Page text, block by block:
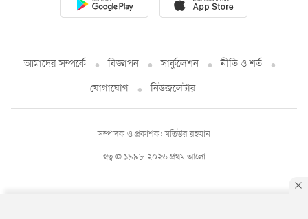
আমাদের সম্পর্কে বিজ্ঞাপন সার্কুলেশন
নীতি ও শর্ত
যোগাযোগ
নিউজলেটার
স্বত্ব © ১৯৯৮-২০২৬ প্রথম আলো
সম্পাদক ও প্রকাশক: মতিউর রহমান